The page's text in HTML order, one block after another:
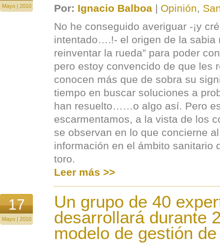
Mayo | 2010 Por: Ignacio Balboa | Opinión,
No he conseguido averiguar -¡y
intentado….!- el origen de la sabia
reinventar la rueda” para poder
pero estoy convencido de que les
conocen más que de sobra su
tiempo en buscar soluciones a
han resuelto……o algo así. Pero
escarmentamos, a la vista de los
se observan en lo que concierne
información en el ámbito sanitario
toro.
Leer más >>
17
Mayo | 2010
Un grupo de 40
desarrollará durante
modelo de gestión